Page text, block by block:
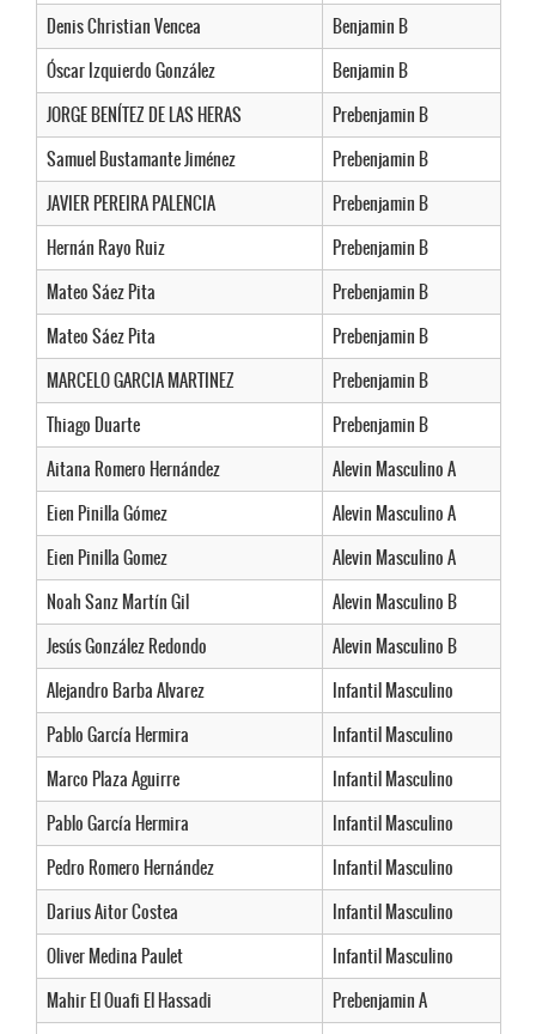
Denis Christian Vencea
Benjamin B
Óscar Izquierdo González
Benjamin B
JORGE BENÍTEZ DE LAS HERAS
Prebenjamin B
Samuel Bustamante Jiménez
Prebenjamin B
JAVIER PEREIRA PALENCIA
Prebenjamin B
Hernán Rayo Ruiz
Prebenjamin B
Mateo Sáez Pita
Prebenjamin B
Mateo Sáez Pita
Prebenjamin B
MARCELO GARCIA MARTINEZ
Prebenjamin B
Thiago Duarte
Prebenjamin B
Aitana Romero Hernández
Alevin Masculino A
Eien Pinilla Gómez
Alevin Masculino A
Eien Pinilla Gomez
Alevin Masculino A
Noah Sanz Martín Gil
Alevin Masculino B
Jesús González Redondo
Alevin Masculino B
Alejandro Barba Alvarez
Infantil Masculino
Pablo García Hermira
Infantil Masculino
Marco Plaza Aguirre
Infantil Masculino
Pablo García Hermira
Infantil Masculino
Pedro Romero Hernández
Infantil Masculino
Darius Aitor Costea
Infantil Masculino
Oliver Medina Paulet
Infantil Masculino
Mahir El Ouafi El Hassadi
Prebenjamin A